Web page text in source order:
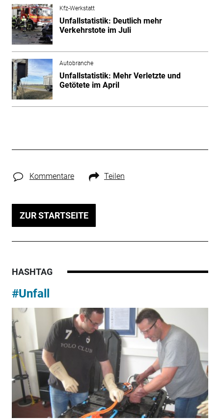
Kfz-Werkstatt
Unfallstatistik: Deutlich mehr
Verkehrstote im Juli
Autobranche
Unfallstatistik: Mehr Verletzte und
Getötete im April
Kommentare Teilen
ZUR STARTSEITE
HASHTAG
#Unfall